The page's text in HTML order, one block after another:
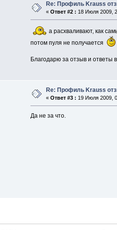
Re: Профиль Krauss
« Ответ #2 : 18 Июля 2009,
а расхваливают, как
потом пуля не получается
Благодарю за отзыв и ответы
Re: Профиль Krauss
« Ответ #3 : 19 Июля 2009,
Да не за что.